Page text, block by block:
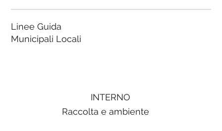
Linee Guida
Municipali Locali
INTERNO
Raccolta e ambiente